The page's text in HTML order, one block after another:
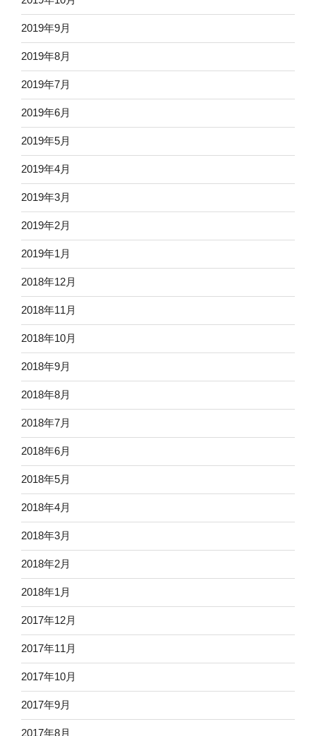
2019年9月
2019年8月
2019年7月
2019年6月
2019年5月
2019年4月
2019年3月
2019年2月
2019年1月
2018年12月
2018年11月
2018年10月
2018年9月
2018年8月
2018年7月
2018年6月
2018年5月
2018年4月
2018年3月
2018年2月
2018年1月
2017年12月
2017年11月
2017年10月
2017年9月
2017年8月